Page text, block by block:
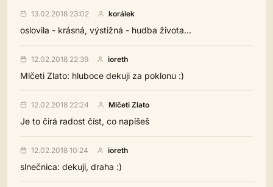
13.02.2018 23:02 korálek
oslovila - krásná, výstižná - hudba života...
12.02.2018 22:39 ioreth
Mlčeti Zlato: hluboce dekuji za poklonu :)
12.02.2018 22:24 Mlčeti Zlato
Je to čirá radost číst, co napíšeš
12.02.2018 10:24 ioreth
slnečnica: dekuji, draha :)